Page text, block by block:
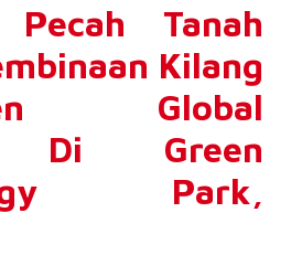
Pecah Tanah
Kilang
Global
Di Green
Park,